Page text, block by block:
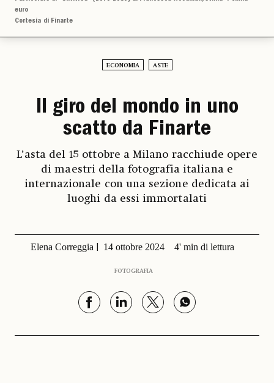
euro
Cortesia di Finarte
ECONOMIA ASTE
Il giro del mondo in uno
scatto da Finarte
L’asta del 15 ottobre a Milano racchiude opere
di maestri della fotografia italiana e
internazionale con una sezione dedicata ai
luoghi da essi immortalati
Elena Correggia 14 ottobre 2024 4' min di lettura
FOTOGRAFIA